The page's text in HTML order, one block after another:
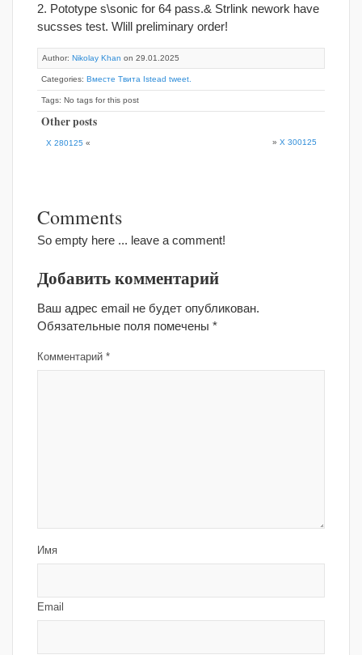
2. Pototype s\sonic for 64 pass.& Strlink nework have
sucsses test. Wlill preliminary order!
Author: Nikolay Khan on 29.01.2025
Categories: Вместе Твита Istead tweet.
Tags: No tags for this post
Other posts
X 280125 « » X 300125
Comments
So empty here ... leave a comment!
Добавить комментарий
Ваш адрес email не будет опубликован.
Обязательные поля помечены *
Комментарий *
Имя
Email